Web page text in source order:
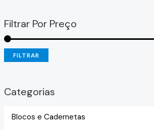
Filtrar Por Preço
FILTRAR
Categorias
Blocos e Cadernetas